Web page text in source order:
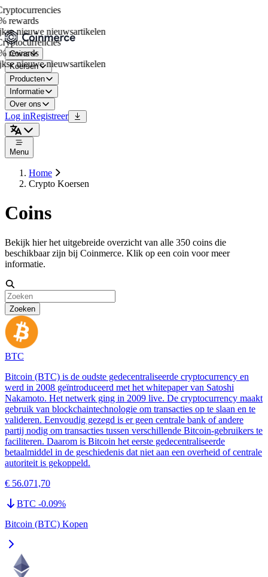
rewards
nieuwe nieuwsartikelen
rewards
nieuwe nieuwsartikelen
Coins
Koersen
Producten
Informatie
Over ons
Log inRegistreer
Menu
Home
Crypto Koersen
Coins
Bekijk hier het uitgebreide overzicht van alle 350 coins die
beschikbaar zijn bij Coinmerce. Klik op een coin voor meer
informatie.
Zoeken
BTC
Bitcoin (BTC) is de oudste gedecentraliseerde cryptocurrency en
werd in 2008 geïntroduceerd met het whitepaper van Satoshi
Nakamoto. Het netwerk ging in 2009 live. De cryptocurrency maakt
gebruik van blockchaintechnologie om transacties op te slaan en te
valideren. Eenvoudig gezegd is er geen centrale bank of andere
partij nodig om transacties tussen verschillende Bitcoin-gebruikers te
faciliteren. Daarom is Bitcoin het eerste gedecentraliseerde
betaalmiddel in de geschiedenis dat niet aan een overheid of centrale
autoriteit is gekoppeld.
€ 56.071,70
BTC -0.09%
Bitcoin (BTC) Kopen